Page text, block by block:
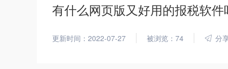
有什么网页版又好用的报税软件
更新时间：2022-07-27 被浏览：74 分